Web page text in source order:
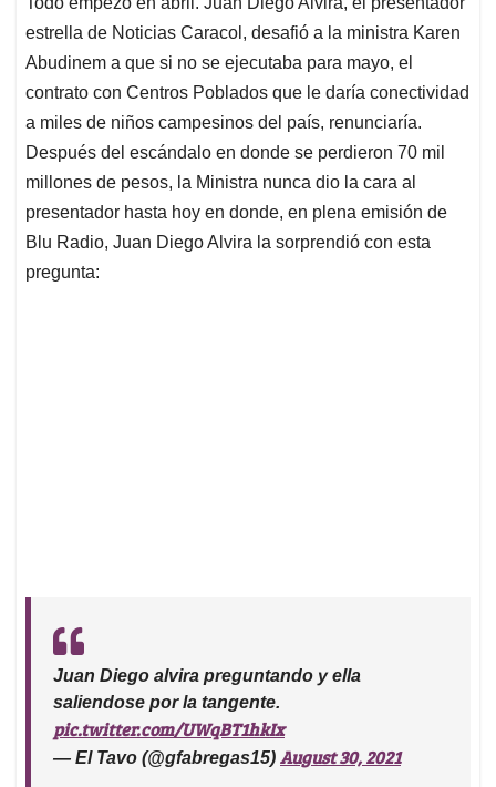
s
A
p
p
b
o
o
k
e
d
I
n
a
d
s
estrella de Noticias Caracol, desafió a la ministra Karen
Abudinem a que si no se ejecutaba para mayo, el
contrato con Centros Poblados que le daría conectividad
a miles de niños campesinos del país, renunciaría.
Después del escándalo en donde se perdieron 70 mil
millones de pesos, la Ministra nunca dio la cara al
presentador hasta hoy en donde, en plena emisión de
Blu Radio, Juan Diego Alvira la sorprendió con esta
pregunta:
Juan Diego alvira preguntando y ella
saliendose por la tangente.
pic.twitter.com/UWqBT1hkIx
— El Tavo (@gfabregas15) August 30, 2021